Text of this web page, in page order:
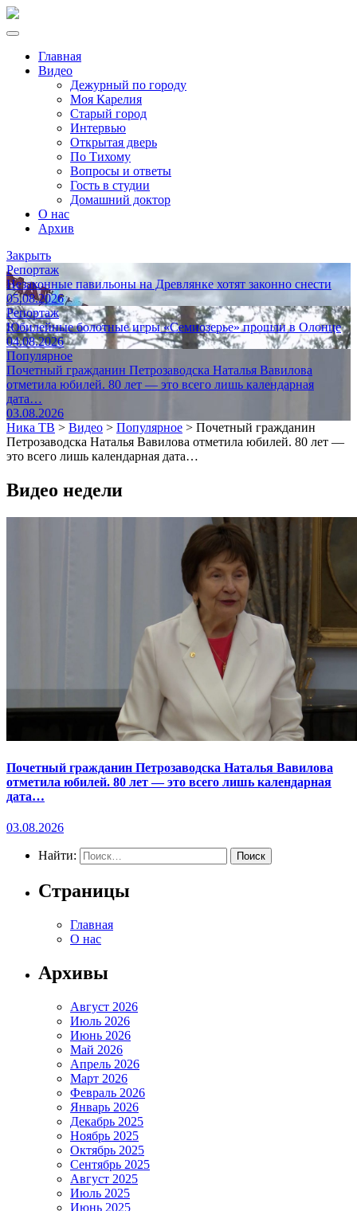
Главная
Видео
Дежурный по городу
Моя Карелия
Старый город
Интервью
Открытая дверь
По Тихому
Вопросы и ответы
Гость в студии
Домашний доктор
О нас
Архив
Закрыть
Репортаж
Незаконные павильоны на Древлянке хотят законно снести
05.08.2026
Репортаж
Юбилейные болотные игры «Семиозерье» прошли в Олонце
04.08.2026
Популярное
Почетный гражданин Петрозаводска Наталья Вавилова
отметила юбилей. 80 лет — это всего лишь календарная
дата…
03.08.2026
Ника ТВ > Видео > Популярное > Почетный гражданин
Петрозаводска Наталья Вавилова отметила юбилей. 80 лет —
это всего лишь календарная дата…
Видео недели
Почетный гражданин Петрозаводска Наталья Вавилова
отметила юбилей. 80 лет — это всего лишь календарная
дата…
03.08.2026
Найти:
Страницы
Главная
О нас
Архивы
Август 2026
Июль 2026
Июнь 2026
Май 2026
Апрель 2026
Март 2026
Февраль 2026
Январь 2026
Декабрь 2025
Ноябрь 2025
Октябрь 2025
Сентябрь 2025
Август 2025
Июль 2025
Июнь 2025